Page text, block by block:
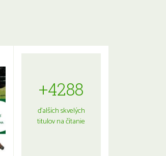
+4288
ďalších skvelých
titulov na čítanie